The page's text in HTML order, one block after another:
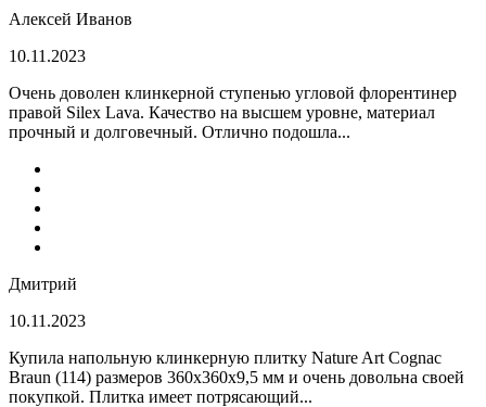
Алексей Иванов
10.11.2023
Очень доволен клинкерной ступенью угловой флорентинер
правой Silex Lava. Качество на высшем уровне, материал
прочный и долговечный. Отлично подошла...
Дмитрий
10.11.2023
Купила напольную клинкерную плитку Nature Art Cognac
Braun (114) размеров 360x360x9,5 мм и очень довольна своей
покупкой. Плитка имеет потрясающий...